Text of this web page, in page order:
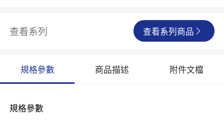
查看系列 查看系列商品
規格參數 商品描述 附件文檔
規格參數